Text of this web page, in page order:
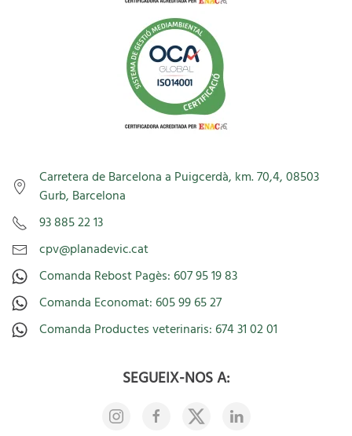
Carretera de Barcelona a Puigcerdà, km. 70,4, 08503
Gurb, Barcelona
93 885 22 13
cpv@planadevic.cat
Comanda Rebost Pagès: 607 95 19 83
Comanda Economat: 605 99 65 27
Comanda Productes veterinaris: 674 31 02 01
SEGUEIX-NOS A: